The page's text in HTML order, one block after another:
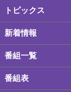
トピックス
新着情報
番組一覧
番組表